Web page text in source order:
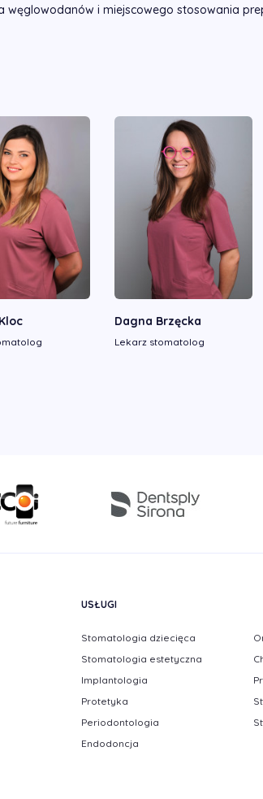
węglowodanów i miejscowego stosowania
Dagna Brzęcka
Lekarz stomatolog
USŁUGI
Stomatologia dziecięca
Stomatologia estetyczna
Implantologia
Protetyka
Periodontologia
Endodoncja